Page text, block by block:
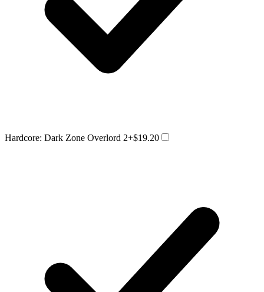
Hardcore: Dark Zone Overlord 2+$19.20